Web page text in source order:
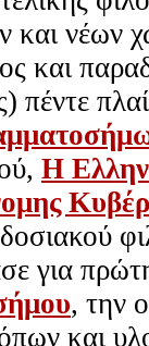
και νέων
και
Η
για
, την
και